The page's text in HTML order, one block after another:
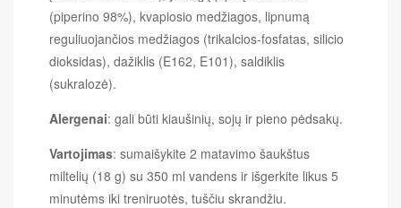
(piperino 98%), kvapiosio medžiagos, lipnumą
reguliuojančios medžiagos (trikalcios-fosfatas, silicio
dioksidas), dažiklis (E162, E101), saldiklis
(sukralozė).
Alergenai: gali būti kiaušinių, sojų ir pieno pėdsakų.
Vartojimas: sumaišykite 2 matavimo šaukštus
miltelių (18 g) su 350 ml vandens ir išgerkite likus 5
minutėms iki treniruotės, tuščiu skrandžiu.